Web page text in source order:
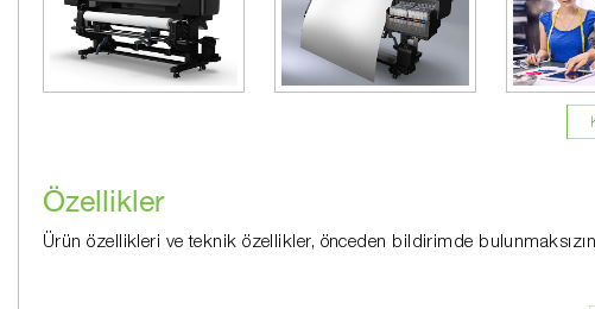
Özellikler
Ürün özellikleri ve teknik özellikler, önceden bildirimde